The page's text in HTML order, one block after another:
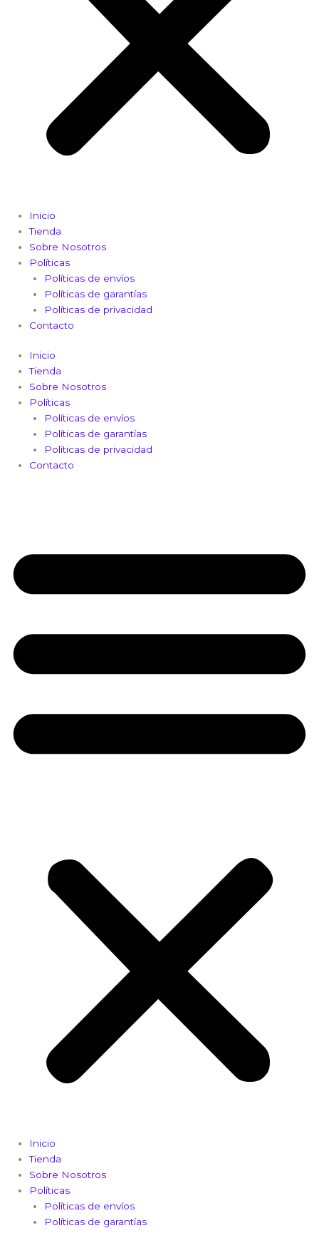
Inicio
Tienda
Sobre Nosotros
Políticas
Políticas de envíos
Políticas de garantías
Políticas de privacidad
Contacto
Inicio
Tienda
Sobre Nosotros
Políticas
Políticas de envíos
Políticas de garantías
Políticas de privacidad
Contacto
Inicio
Tienda
Sobre Nosotros
Políticas
Políticas de envíos
Políticas de garantías